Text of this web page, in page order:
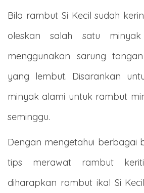
Bila rambut Si Kecil sudah
oleskan salah satu
menggunakan sarung
yang lembut. Disarankan
minyak alami untuk rambut
seminggu.
Dengan mengetahui berbagai
tips merawat rambut
diharapkan rambut ikal Si